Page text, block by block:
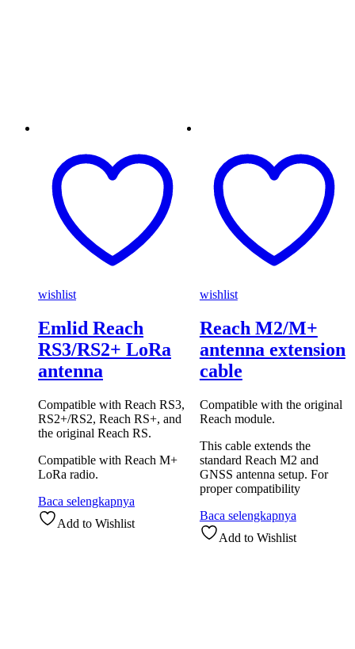
wishlist
Emlid Reach
RS3/RS2+ LoRa
antenna
Compatible with Reach RS3,
RS2+/RS2, Reach RS+, and
the original Reach RS.
Compatible with Reach M+
LoRa radio.
Baca selengkapnya
Add to Wishlist
wishlist
Reach M2/M+
antenna extension
cable
Compatible with the original
Reach module.
This cable extends the
standard Reach M2 and
GNSS antenna setup. For
proper compatibility
Baca selengkapnya
Add to Wishlist